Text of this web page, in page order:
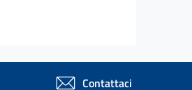
Contattaci